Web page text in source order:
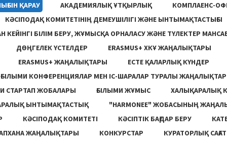
ҚАРАУ АКАДЕМИЯЛЫҚ ҰТҚЫРЛЫҚ
КОМПЛАЕНС-
КӘСІПОДАҚ КОМИТЕТІНІҢ ДЕМЕУШІЛІГІ ЖӘНЕ ЫНТЫМАҚТАСТЫҒЫ
КЕЙІНГІ БІЛІМ БЕРУ, ЖҰМЫСҚА ОРНАЛАСУ ЖƏНЕ ТҮЛЕКТЕР
ДӨҢГЕЛЕК ҮСТЕЛДЕР
ERASMUS+ ХКҰ ЖАҢАЛЫҚТАРЫ
ERASMUS+ ЖАҢАЛЫҚТАРЫ
ЕСТЕ ҚАЛАРЛЫҚ КҮНДЕР
ҒЫЛЫМИ КОНФЕРЕНЦИЯЛАР МЕН ІС-ШАРАЛАР ТУРАЛЫ ЖАҢАЛЫҚТАР
СТАРТАП ЖОБАЛАРЫ
ҒЫЛЫМИ ЖҰМЫС
ХАЛЫҚАРАЛЫҚ
ЫНТЫМАҚТАСТЫҚ
"HARMONEE" ЖОБАСЫНЫҢ
КӘСІПОДАҚ КОМИТЕТІ КӘСІПТІК БАҒДАР БЕРУ
ЖАҢАЛЫҚТАРЫ
КОНКУРСТАР
КУРАТОРЛЫҚ